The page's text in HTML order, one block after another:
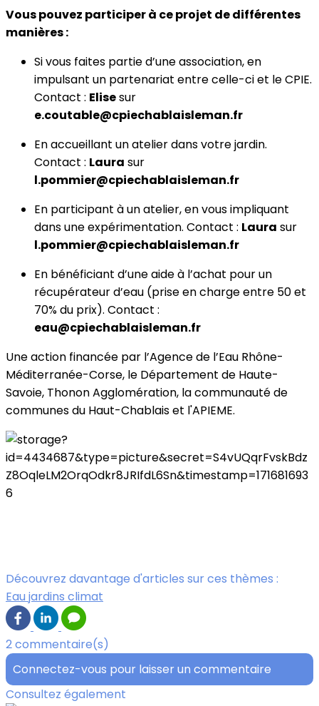
Vous pouvez participer à ce projet de différentes
manières :
Si vous faites partie d’une association, en
impulsant un partenariat entre celle-ci et le CPIE.
Contact : Elisesur
e.coutable@cpiechablaisleman.fr
En accueillant un atelier dans votre jardin.
Contact : Laura sur
l.pommier@cpiechablaisleman.fr
En participant à un atelier, en vous impliquant
dans une expérimentation. Contact : Laura sur
l.pommier@cpiechablaisleman.fr
En bénéficiant d’une aide à l’achat pour un
récupérateur d’eau (prise en charge entre 50 et
70% du prix). Contact :
eau@cpiechablaisleman.fr
Une action financée par l’Agence de l’Eau Rhône-
Méditerranée-Corse, le Département de Haute-
Savoie, Thonon Agglomération, la communauté de
communes du Haut-Chablais et l'APIEME.
Découvrez davantage d'articles sur ces thèmes :
Eau jardins climat
2 commentaire(s)
Connectez-vous pour laisser un commentaire
Consultez également